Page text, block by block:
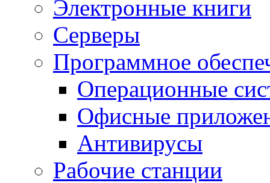
Электронные книги
Серверы
Программное
Операционные
Офисные
Антивирусы
Рабочие станции